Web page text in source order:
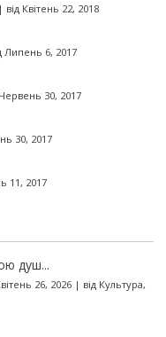
| від Квітень 22, 2018
Липень 6, 2017
Червень 30, 2017
30, 2017
11, 2017
душ...
26, 2026| від Культура,